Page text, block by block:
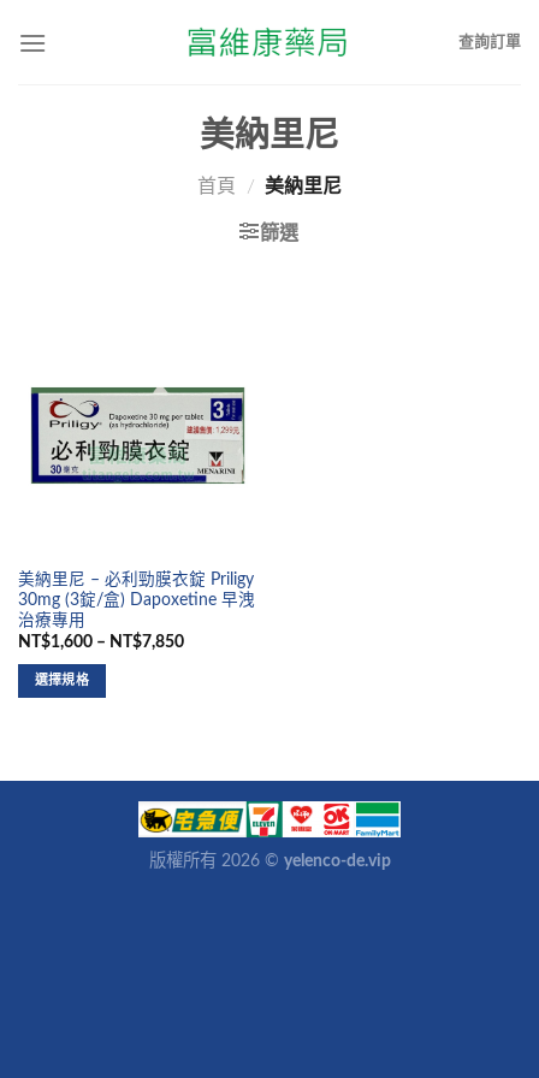
查詢訂單
美納里尼
首頁 / 美納里尼
篩選
美納里尼 – 必利勁膜衣錠 Priligy
30mg (3錠/盒) Dapoxetine 早洩
治療專用
NT$1,600 – NT$7,850
選擇規格
版權所有 2026 © yelenco-de.vip